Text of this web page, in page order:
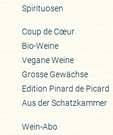
Spirituosen
Coup de Cœur
Bio-Weine
Vegane Weine
Grosse Gewächse
Edition Pinard de Picard
Aus der Schatzkammer
Wein-Abo